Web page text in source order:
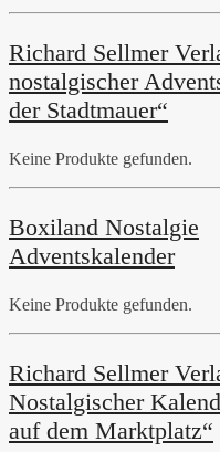
Richard Sellmer
nostalgischer
der Stadtmauer“
Keine Produkte gefunden.
Boxiland Nostalgie
Adventskalender
Keine Produkte gefunden.
Richard Sellmer
Nostalgischer
auf dem Marktplatz“